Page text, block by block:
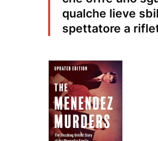
qualche lieve
spettatore a